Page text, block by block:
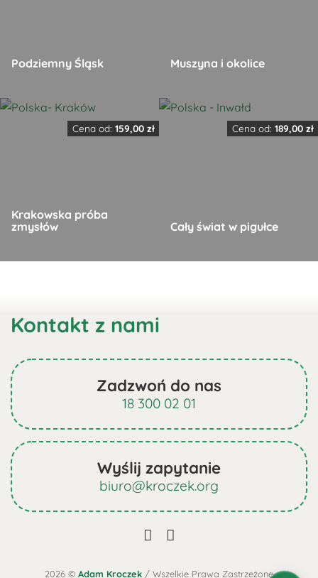
Podziemny Śląsk
Ten
można
wybrać
Muszyna i okolice
Ten
produkt
wybrać
Krakowska próba
zmysłów
Cena od: 159,00 zł
wiele
Opcje
można
wybrać
na
produktu
Cały świat w pigułce
Cena od: 189,00 zł
wiele
Opcje
można
wybrać
Kontakt z nami
Zadzwoń do nas
18 300 02 01
Wyślij zapytanie
biuro@kroczek.org
2026 © Adam Kroczek / Wszelkie Prawa Zastrzeżone